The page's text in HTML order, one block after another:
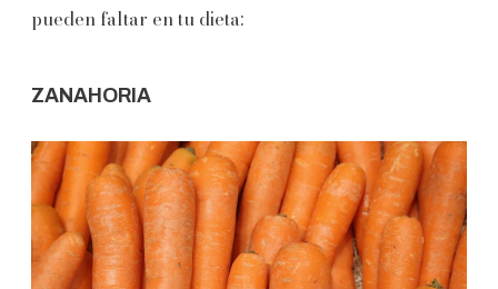
pueden faltar en tu dieta:
ZANAHORIA